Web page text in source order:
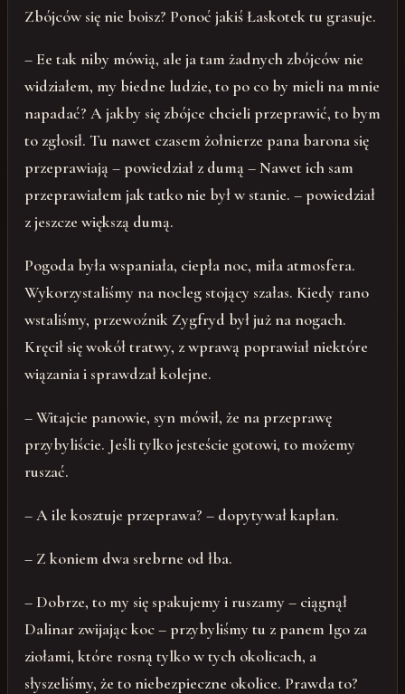
Zbójców się nie boisz? Ponoć jakiś Łaskotek tu grasuje.
– Ee tak niby mówią, ale ja tam żadnych zbójców nie
widziałem, my biedne ludzie, to po co by mieli na mnie
napadać? A jakby się zbójce chcieli przeprawić, to bym
to zgłosił. Tu nawet czasem żołnierze pana barona się
przeprawiają – powiedział z dumą – Nawet ich sam
przeprawiałem jak tatko nie był w stanie. – powiedział
z jeszcze większą dumą.
Pogoda była wspaniała, ciepła noc, miła atmosfera.
Wykorzystaliśmy na nocleg stojący szałas. Kiedy rano
wstaliśmy, przewoźnik Zygfryd był już na nogach.
Kręcił się wokół tratwy, z wprawą poprawiał niektóre
wiązania i sprawdzał kolejne.
– Witajcie panowie, syn mówił, że na przeprawę
przybyliście. Jeśli tylko jesteście gotowi, to możemy
ruszać.
– A ile kosztuje przeprawa? – dopytywał kapłan.
– Z koniem dwa srebrne od łba.
– Dobrze, to my się spakujemy i ruszamy – ciągnął
Dalinar zwijając koc – przybyliśmy tu z panem Igo za
ziołami, które rosną tylko w tych okolicach, a
słyszeliśmy, że to niebezpieczne okolice. Prawda to?